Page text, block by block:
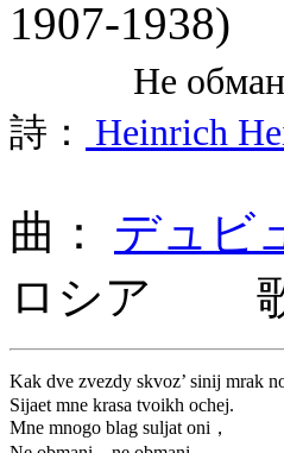
1907-1938)
Не обмани
詩：
Heinrich
曲： デュビ
ロシア 歌
Kak dve zvezdy skvoz’ sinij mrak
Sijaet mne krasa tvoikh ochej.
Mne mnogo blag suljat oni，